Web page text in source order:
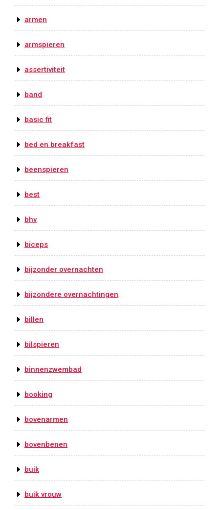
armen
armspieren
assertiviteit
band
basic fit
bed en breakfast
beenspieren
best
bhv
biceps
bijzonder overnachten
bijzondere overnachtingen
billen
bilspieren
binnenzwembad
booking
bovenarmen
bovenbenen
buik
buik vrouw